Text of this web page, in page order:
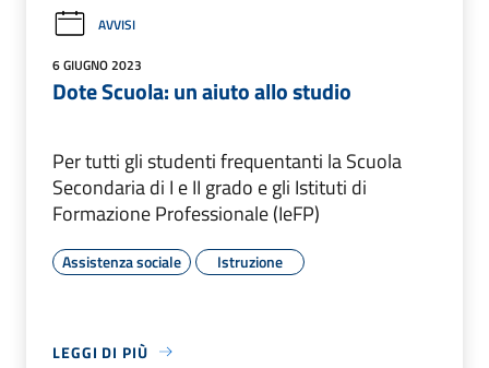
AVVISI
6 GIUGNO 2023
Dote Scuola: un aiuto allo studio
Per tutti gli studenti frequentanti la Scuola
Secondaria di I e II grado e gli Istituti di
Formazione Professionale (IeFP)
Assistenza sociale Istruzione
LEGGI DI PIÙ